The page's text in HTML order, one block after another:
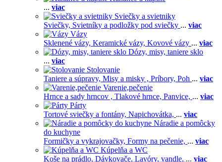
... viac
Sviečky a svietniky
Sviečky, Svietníky a podložky pod sviečky ... viac
Vázy
Sklenené vázy, Keramické vázy, Kovové vázy ... viac
Dózy, misy, taniere sklo
... viac
Stolovanie
Taniere a súpravy, Misy a misky , Príbory, Poh ... viac
Varenie,pečenie
Hrnce a sady hrncov , Tlakové hrnce, Panvice, ... viac
Párty
Tortové sviečky a fontány, Napichovátka, ... viac
Náradie a pomôcky
do kuchyne
Formičky a vykrajovačky, Formy na pečenie, ... viac
Kúpelňa a WC
Koše na prádlo, Dávkovače, Lavóry, vandle, ... viac